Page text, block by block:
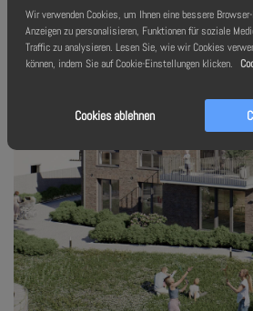
Zugluft adé: Wohlfühlen
Wir verwenden Cookies, um Ihnen eine bessere
Anzeigen zu personalisieren, Funktionen für soziale
Traffic zu analysieren. Lesen Sie, wie wir Cookies
können, indem Sie auf Cookie-Einstellungen klicken.
Cookies ablehnen